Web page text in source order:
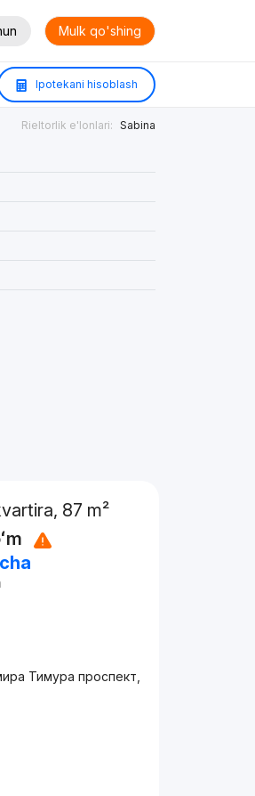
Mulk qo'shing
Ipotekani hisoblash
Rieltorlik e'lonlari: Sabina
87 m²
Тимура проспект,